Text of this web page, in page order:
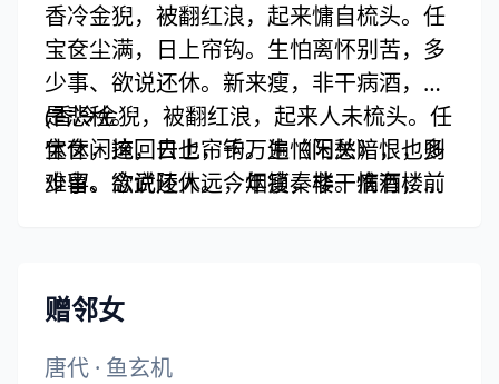
香冷金猊，被翻红浪，起来慵自梳头。任
宝奁尘满，日上帘钩。生怕离怀别苦，多
少事、欲说还休。新来瘦，非干病酒，不
是悲秋。
休休，这回去也，千万遍《阳关》，也则
难留。念武陵人远，烟锁秦楼。惟有楼前
(香冷金猊，被翻红浪，起来人未梳头。任
宝奁闲掩，日上帘钩。生怕闲愁暗恨，多
少事、欲说还休。今年瘦，非干病酒，不
水，应念我、终日凝眸。凝眸处，从今更
数，几段新愁。版本二)
赠邻女
唐代 · 鱼玄机